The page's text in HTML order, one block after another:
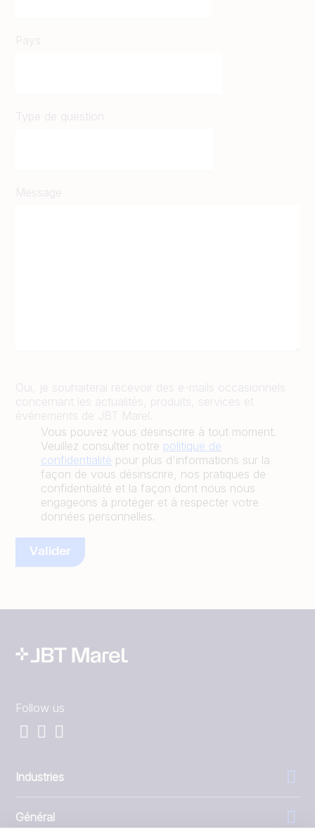
Pays
Type de question
Message
Oui, je souhaiterai recevoir des e-mails occasionnels
concernant les actualités, produits, services et
événements de JBT Marel.
Vous pouvez vous désinscrire à tout moment.
Veuillez consulter notre politique de
confidentialité pour plus d'informations sur la
façon de vous désinscrire, nos pratiques de
confidentialité et la façon dont nous nous
engageons à protéger et à respecter votre
données personnelles.
Follow us
Industries
Général